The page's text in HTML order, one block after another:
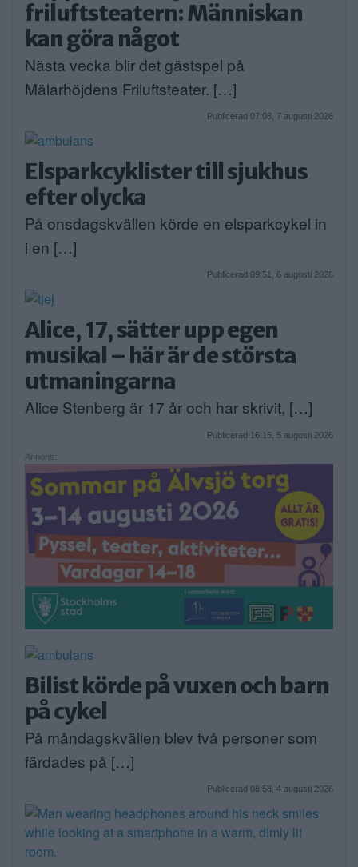
friluftsteatern: Människan
kan göra något
Nästa vecka blir det gästspel på
Mälarhöjdens Friluftsteater. […]
Publicerad 07:08, 7 augusti 2026
Elsparkcyklister till sjukhus
efter olycka
På onsdagskvällen körde en elsparkcykel in
i en […]
Publicerad 09:51, 6 augusti 2026
Alice, 17, sätter upp egen
musikal – här är de största
utmaningarna
Alice Stenberg är 17 år och har skrivit, […]
Publicerad 16:16, 5 augusti 2026
Annons:
Bilist körde på vuxen och barn
på cykel
På måndagskvällen blev två personer som
färdades på […]
Publicerad 08:58, 4 augusti 2026